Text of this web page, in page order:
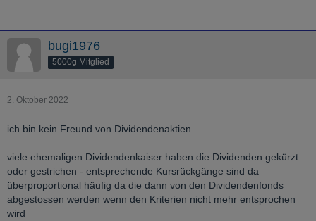
bugi1976
5000g Mitglied
2. Oktober 2022
ich bin kein Freund von Dividendenaktien
viele ehemaligen Dividendenkaiser haben die Dividenden gekürzt
oder gestrichen - entsprechende Kursrückgänge sind da
überproportional häufig da die dann von den Dividendenfonds
abgestossen werden wenn den Kriterien nicht mehr entsprochen
wird